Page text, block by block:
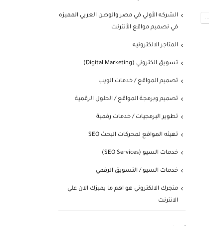
الشركه الأولي في مصر والوطن العربي المميزه
في نصميم مواقع الأنترنت
المتاجر الالكترونيه
تسويق الكتروني (Digital Marketing)
تصميم المواقع / خدمات الويب
تصميم وبرمجة المواقع / الحلول الرقمية
تطوير البرمجيات / خدمات رقمية
تهيئه المواقع لمحركات البحث SEO
خدمات السيو (SEO Services)
خدمات السيو / التسويق الرقمي
متجرك الالكتروني هو اهم ما يميزك الان علي
الانترنت